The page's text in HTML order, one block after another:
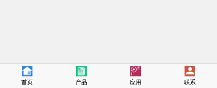
首页 产品 应用 联系